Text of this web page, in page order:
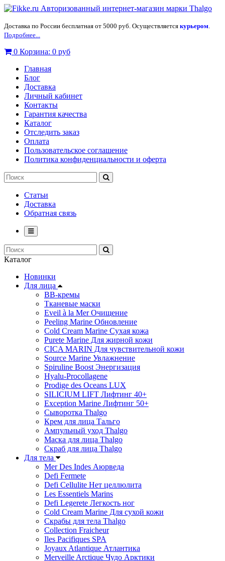
Доставка по России бесплатная от 5000 руб. Осуществляется курьером.
Подробнее...
0 Корзина: 0 руб
Главная
Блог
Доставка
Личный кабинет
Контакты
Гарантия качества
Каталог
Отследить заказ
Оплата
Пользовательское соглашение
Политика конфиденциальности и оферта
Статьи
Доставка
Обратная связь
Каталог
Новинки
Для лица
ВВ-кремы
Тканевые маски
Eveil à la Mer Очищение
Peeling Marine Обновление
Cold Cream Marine Сухая кожа
Purete Marine Для жирной кожи
СICA MARIN Для чувствительной кожи
Source Marine Увлажнение
Spiruline Boost Энергизация
Hyalu-Procollagene
Prodige des Oceans LUX
SILICIUM LIFT Лифтинг 40+
Exception Marine Лифтинг 50+
Cыворотка Thalgo
Крем для лица Тальго
Ампульный уход Thalgo
Маска для лица Thalgo
Скраб для лица Thalgo
Для тела
Mer Des Indes Аюрведа
Defi Fermete
Defi Cellulite Нет целлюлита
Les Essentiels Marins
Defi Legerete Легкость ног
Cold Cream Marine Для сухой кожи
Скрабы для тела Thalgo
Collection Fraicheur
Iles Pacifiques SPA
Joyaux Atlantique Атлантика
Merveille Arctique Чудо Арктики